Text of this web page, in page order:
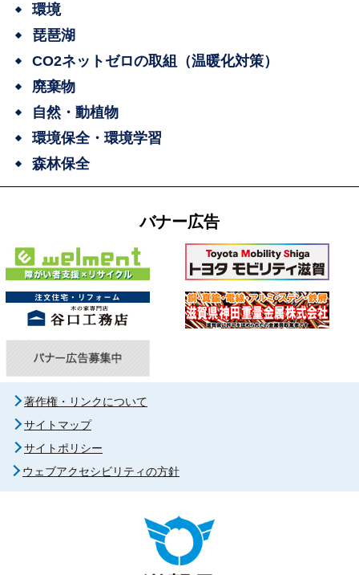
環境
琵琶湖
CO2ネットゼロの取組（温暖化対策）
廃棄物
自然・動植物
環境保全・環境学習
森林保全
バナー広告
著作権・リンクについて
サイトマップ
サイトポリシー
ウェブアクセシビリティの方針